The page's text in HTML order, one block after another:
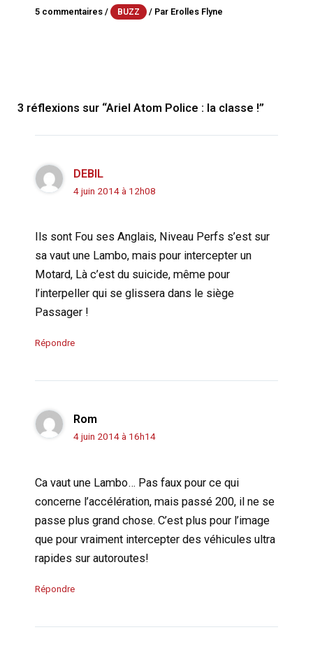
5 commentaires / BUZZ / Par Erolles Flyne
3 réflexions sur “Ariel Atom Police : la classe !”
DEBIL
4 juin 2014 à 12h08
Ils sont Fou ses Anglais, Niveau Perfs s’est sur
sa vaut une Lambo, mais pour intercepter un
Motard, Là c’est du suicide, même pour
l’interpeller qui se glissera dans le siège
Passager !
Répondre
Rom
4 juin 2014 à 16h14
Ca vaut une Lambo… Pas faux pour ce qui
concerne l’accélération, mais passé 200, il ne se
passe plus grand chose. C’est plus pour l’image
que pour vraiment intercepter des véhicules ultra
rapides sur autoroutes!
Répondre